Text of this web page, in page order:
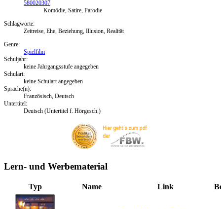
580020307
Komödie, Satire, Parodie
Schlagworte:
Zeitreise, Ehe, Beziehung, Illusion, Realität
Genre:
Spielfilm
Schuljahr:
keine Jahrgangsstufe angegeben
Schulart:
keine Schulart angegeben
Sprache(n):
Französisch, Deutsch
Untertitel:
Deutsch (Untertitel f. Hörgesch.)
Lern- und Werbematerial
Typ Name Link